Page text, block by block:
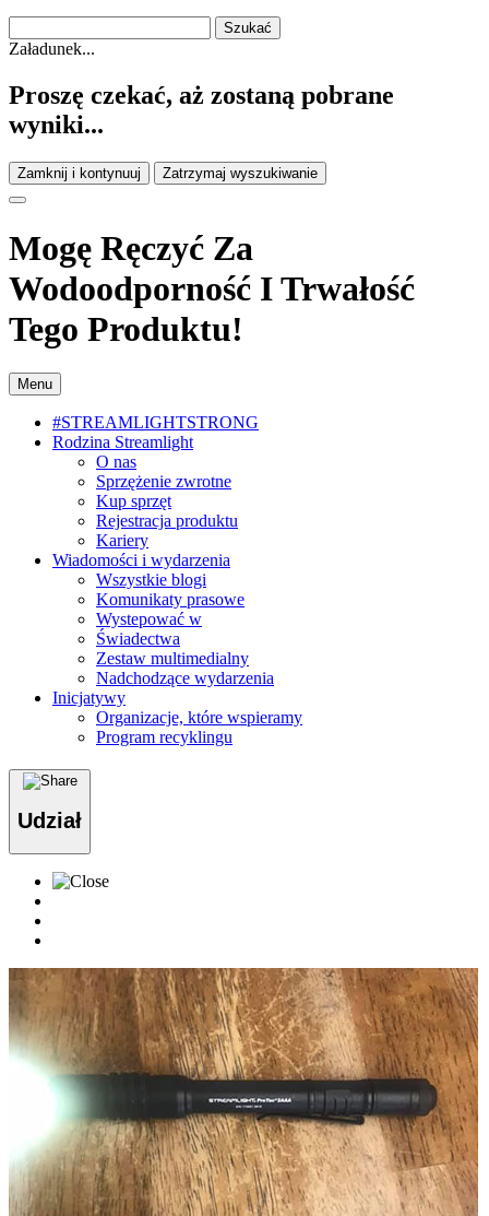
Załadunek...
Proszę czekać, aż zostaną pobrane
wyniki...
Zamknij i kontynuuj Zatrzymaj wyszukiwanie
Mogę Ręczyć Za
Wodoodporność I Trwałość
Tego Produktu!
Menu
#STREAMLIGHTSTRONG
Rodzina Streamlight
O nas
Sprzężenie zwrotne
Kup sprzęt
Rejestracja produktu
Kariery
Wiadomości i wydarzenia
Wszystkie blogi
Komunikaty prasowe
Wystepować w
Świadectwa
Zestaw multimedialny
Nadchodzące wydarzenia
Inicjatywy
Organizacje, które wspieramy
Program recyklingu
Udział